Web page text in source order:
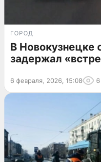
ГОРОД
В Новокузнецке
задержал
6 февраля, 2026, 15:08 6